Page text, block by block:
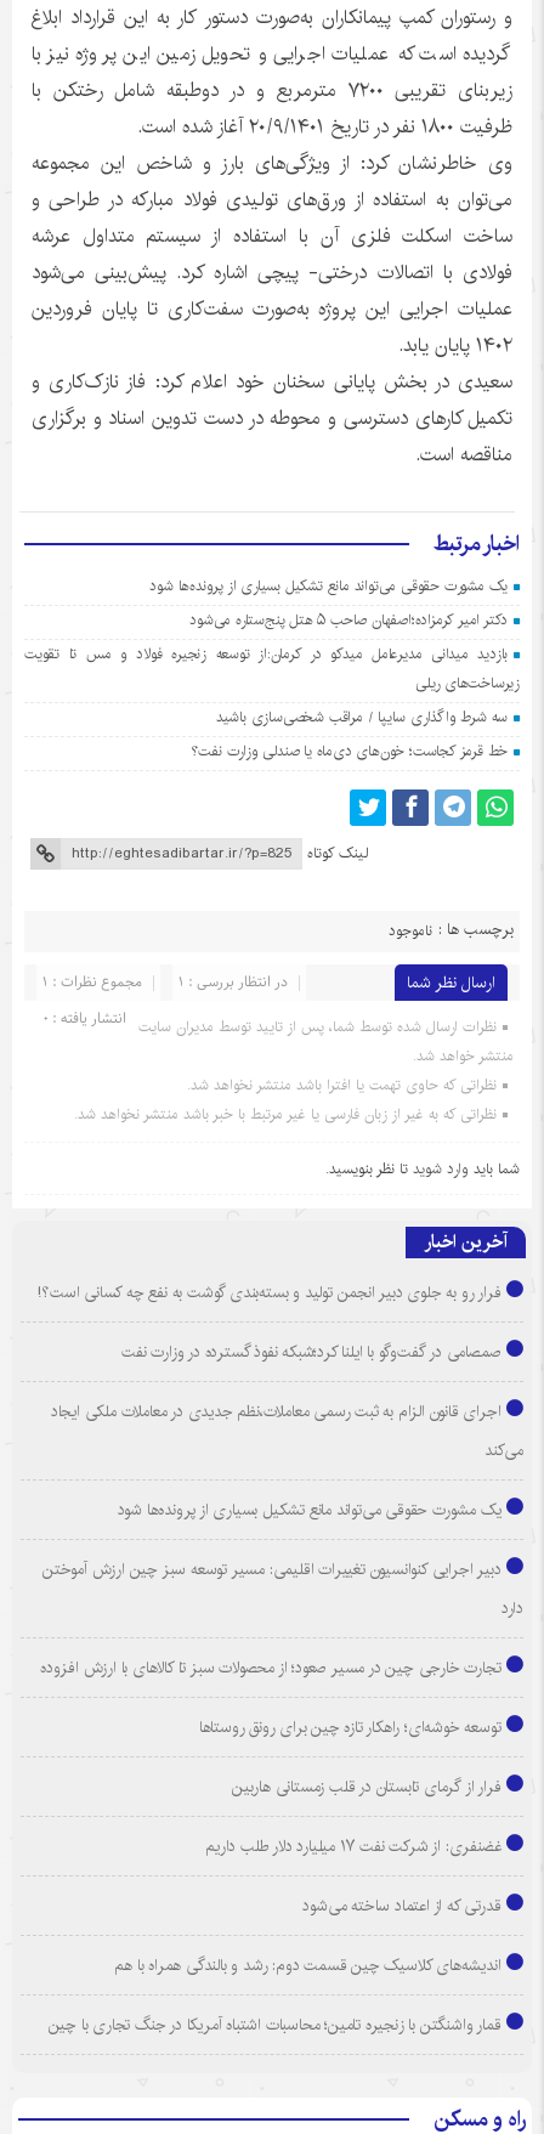
و رستوران کمپ پیمانکاران به‌صورت دستور کار به این قرارداد ابلاغ
گردیده است که عملیات اجرایی و تحویل زمین این پروژه نیز با
زیربنای تقریبی ۷۲۰۰ مترمربع و در دوطبقه شامل رختکن با
ظرفیت ۱۸۰۰ نفر در تاریخ ۲۰/۹/۱۴۰۱ آغاز شده است.
وی خاطرنشان کرد: از ویژگی‌های بارز و شاخص این مجموعه
می‌توان به استفاده از ورق‌های تولیدی فولاد مبارکه در طراحی و
ساخت اسکلت فلزی آن با استفاده از سیستم متداول عرشه
فولادی با اتصالات درختی- پیچی اشاره کرد. پیش‌بینی می‌شود
عملیات اجرایی این پروژه به‌صورت سفت‌کاری تا پایان فروردین
۱۴۰۲ پایان یابد.
سعیدی در بخش پایانی سخنان خود اعلام کرد: فاز نازک‌کاری و
تکمیل کارهای دسترسی و محوطه در دست تدوین اسناد و برگزاری
مناقصه است.
اخبار مرتبط
یک مشورت حقوقی می‌تواند مانع تشکیل بسیاری از پرونده‌ها شود
دکتر امیر کرمزاده؛اصفهان صاحب ۵ هتل پنج‌ستاره می‌شود
بازدید میدانی مدیرعامل میدکو در کرمان:از توسعه زنجیره فولاد و مس تا تقویت
زیرساخت‌های ریلی
سه شرط واگذاری سایپا / مراقب شخصی‌سازی باشید
خط قرمز کجاست؛ خون‌های دی‌ماه یا صندلی وزارت نفت؟
لینک کوتاه
برچسب ها : ناموجود
ارسال نظر شما مجموع نظرات : 1
در انتظار بررسی : 1
انتشار یافته : 0 نظرات ارسال شده توسط شما، پس از تایید توسط مدیران سایت
منتشر خواهد شد.
نظراتی که حاوی تهمت یا افترا باشد منتشر نخواهد شد.
نظراتی که به غیر از زبان فارسی یا غیر مرتبط با خبر باشد منتشر نخواهد شد.
شما باید وارد شوید تا نظر بنویسید.
آخرین اخبار
فرار رو به جلوی دبیر انجمن تولید و بسته‌بندی گوشت به نفع چه کسانی است؟!
صمصامی در گفت‌وگو با ایلنا کرد؛شبکه نفوذ گسترده در وزارت نفت
اجرای قانون الزام به ثبت رسمی معاملات،نظم جدیدی در معاملات ملکی ایجاد
می‌کند
یک مشورت حقوقی می‌تواند مانع تشکیل بسیاری از پرونده‌ها شود
دبیر اجرایی کنوانسیون تغییرات اقلیمی: مسیر توسعه سبز چین ارزش آموختن
دارد
تجارت خارجی چین در مسیر صعود؛ از محصولات سبز تا کالاهای با ارزش افزوده
توسعه خوشه‌ای؛ راهکار تازه چین برای رونق روستاها
فرار از گرمای تابستان در قلب زمستانی هاربین
غضنفری: از شرکت نفت ۱۷ میلیارد دلار طلب داریم
قدرتی که از اعتماد ساخته می‌شود
اندیشه‌های کلاسیک چین قسمت دوم: رشد و بالندگی همراه با هم
قمار واشنگتن با زنجیره تامین؛ محاسبات اشتباه آمریکا در جنگ تجاری با چین
راه و مسکن